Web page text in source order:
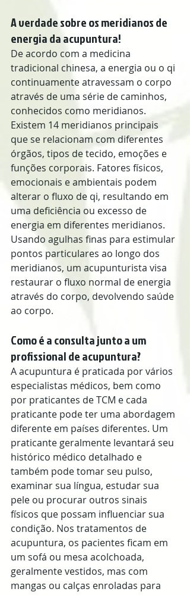
A verdade sobre os meridianos de
energia da acupuntura!
De acordo com a medicina
tradicional chinesa, a energia ou o qi
continuamente atravessam o corpo
através de uma série de caminhos,
conhecidos como meridianos.
Existem 14 meridianos principais
que se relacionam com diferentes
órgãos, tipos de tecido, emoções e
funções corporais. Fatores físicos,
emocionais e ambientais podem
alterar o fluxo de qi, resultando em
uma deficiência ou excesso de
energia em diferentes meridianos.
Usando agulhas finas para estimular
pontos particulares ao longo dos
meridianos, um acupunturista visa
restaurar o fluxo normal de energia
através do corpo, devolvendo saúde
ao corpo.
Como é a consulta junto a um
profissional de acupuntura?
A acupuntura é praticada por vários
especialistas médicos, bem como
por praticantes de TCM e cada
praticante pode ter uma abordagem
diferente em países diferentes. Um
praticante geralmente levantará seu
histórico médico detalhado e
também pode tomar seu pulso,
examinar sua língua, estudar sua
pele ou procurar outros sinais
físicos que possam influenciar sua
condição. Nos tratamentos de
acupuntura, os pacientes ficam em
um sofá ou mesa acolchoada,
geralmente vestidos, mas com
mangas ou calças enroladas para